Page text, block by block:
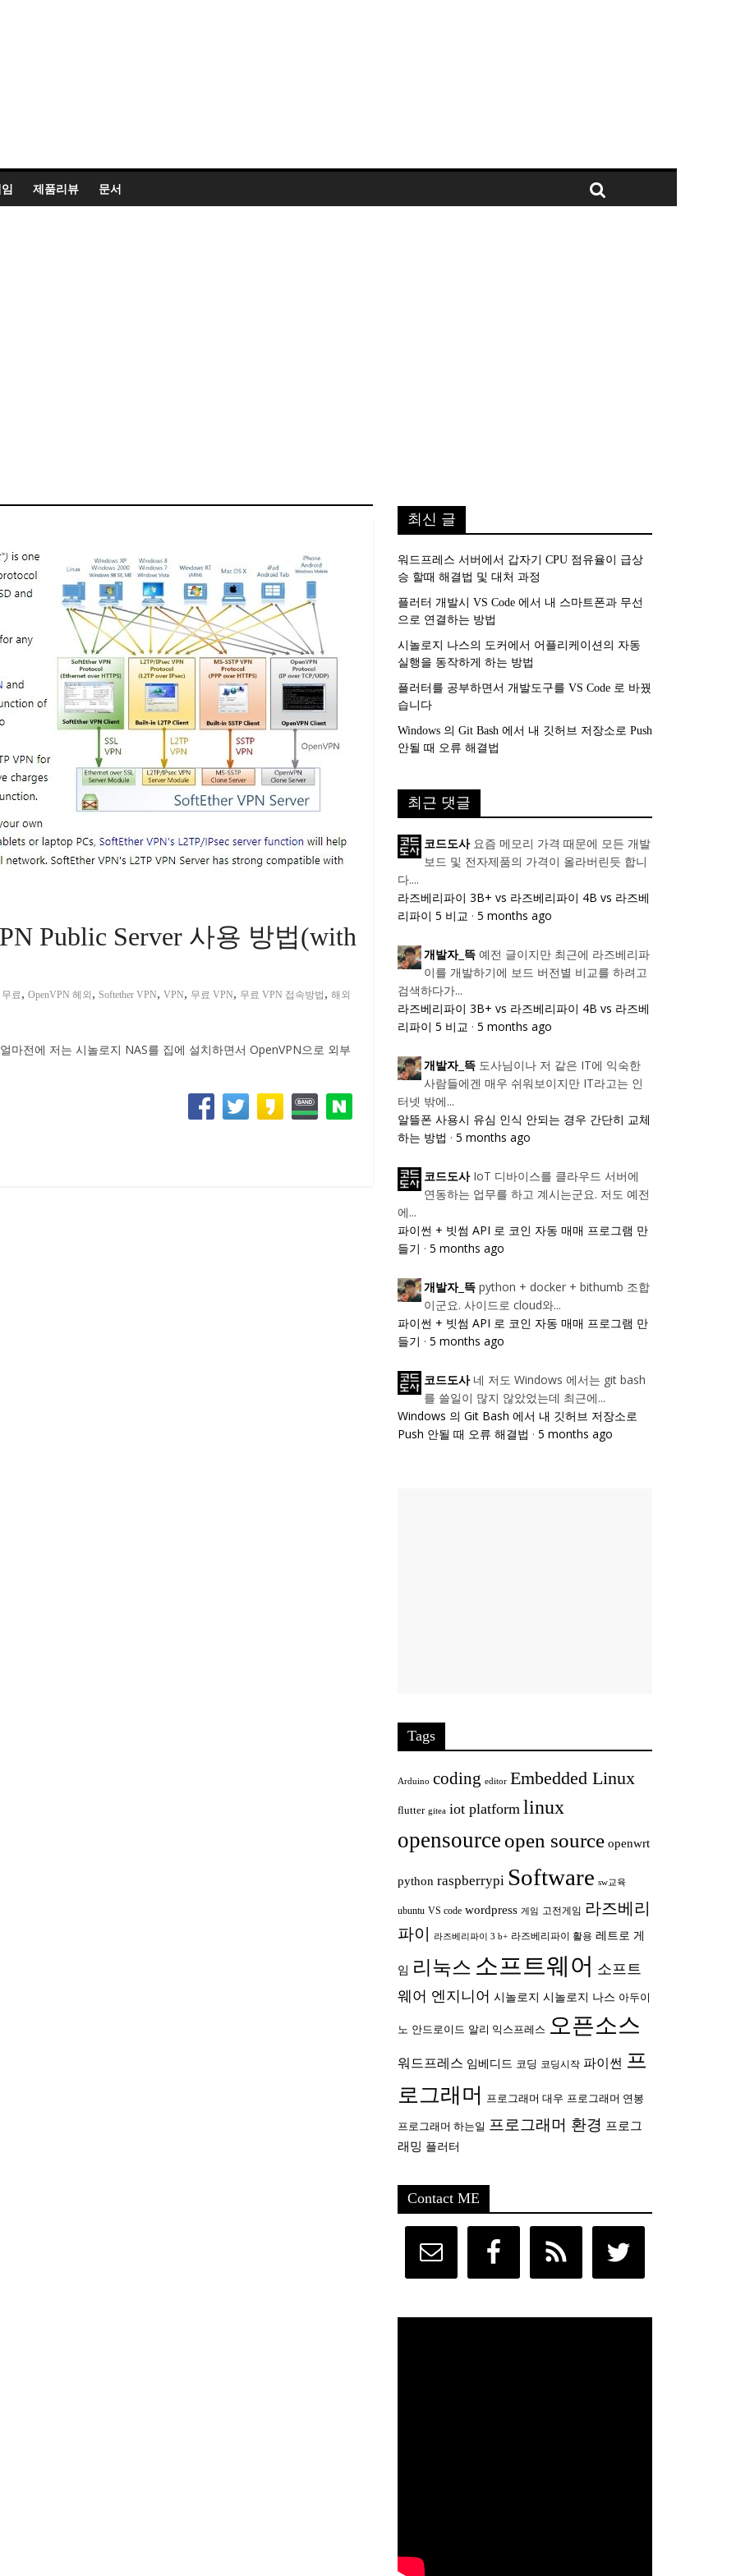
제품리뷰 문서
Public Server 사용 방법(with
료, OpenVPN 헤외 , Softether VPN, VPN, 무료 VPN, 무료 VPN 접속방법 , 해외
마전에 저는 시놀로지 NAS를 집에 설치하면서 OpenVPN으로 외부
최신 글
워드프레스 서버에서 갑자기 CPU 점유율이 급상
승 할때 해결법 및 대처 과정
플러터 개발시 VS Code 에서 내 스마트폰과 무선
으로 연결하는 방법
시놀로지 나스의 도커에서 어플리케이션의 자동
실행을 동작하게 하는 방법
플러터를 공부하면서 개발도구를 VS Code 로 바꿨
습니다
Windows 의 Git Bash 에서 내 깃허브 저장소로 Push
안될 때 오류 해결법
최근 댓글
코드도사 요즘 메모리 가격 때문에 모든 개발
보드 및 전자제품의 가격이 올라버린듯 합니
다....
라즈베리파이 3B+ vs 라즈베리파이 4B vs 라즈베
리파이 5 비교 · 5 months ago
개발자_뜩 예전 글이지만 최근에 라즈베리파
이를 개발하기에 보드 버전별 비교를 하려고
검색하다가...
라즈베리파이 3B+ vs 라즈베리파이 4B vs 라즈베
리파이 5 비교 · 5 months ago
개발자_뜩 도사님이나 저 같은 IT에 익숙한
사람들에겐 매우 쉬워보이지만 IT라고는 인
터넷 밖에...
알뜰폰 사용시 유심 인식 안되는 경우 간단히 교체
하는 방법 · 5 months ago
코드도사 IoT 디바이스를 클라우드 서버에
연동하는 업무를 하고 계시는군요. 저도 예전
에...
파이썬 + 빗썸 API 로 코인 자동 매매 프로그램 만
들기 · 5 months ago
개발자_뜩 python + docker + bithumb 조합
이군요. 사이드로 cloud와...
파이썬 + 빗썸 API 로 코인 자동 매매 프로그램 만
들기 · 5 months ago
코드도사 네 저도 Windows 에서는 git bash
를 쓸일이 많지 않았었는데 최근에...
Windows 의 Git Bash 에서 내 깃허브 저장소로
Push 안될 때 오류 해결법 · 5 months ago
Tags
Arduino coding editor Embedded Linux
flutter gitea iot platform linux
opensource open source openwrt
python raspberrypi Software sw교육
ubuntu VS code wordpress 게임 고전게임
라즈베리
파이
라즈베리파이 3 b+ 라즈베리파이 활용 레트로 게
임 리눅스 소프트웨어 소프트
웨어 엔지니어 시놀로지 시놀로지 나스 아두이
노 안드로이드 알리 익스프레스 오픈소스
워드프레스 임베디드 코딩 코딩시작 파이썬 프
로그래머
프로그래머 대우 프로그래머 연봉
프로그래머 하는일 프로그래머 환경 프로그
래밍 플러터
Contact ME